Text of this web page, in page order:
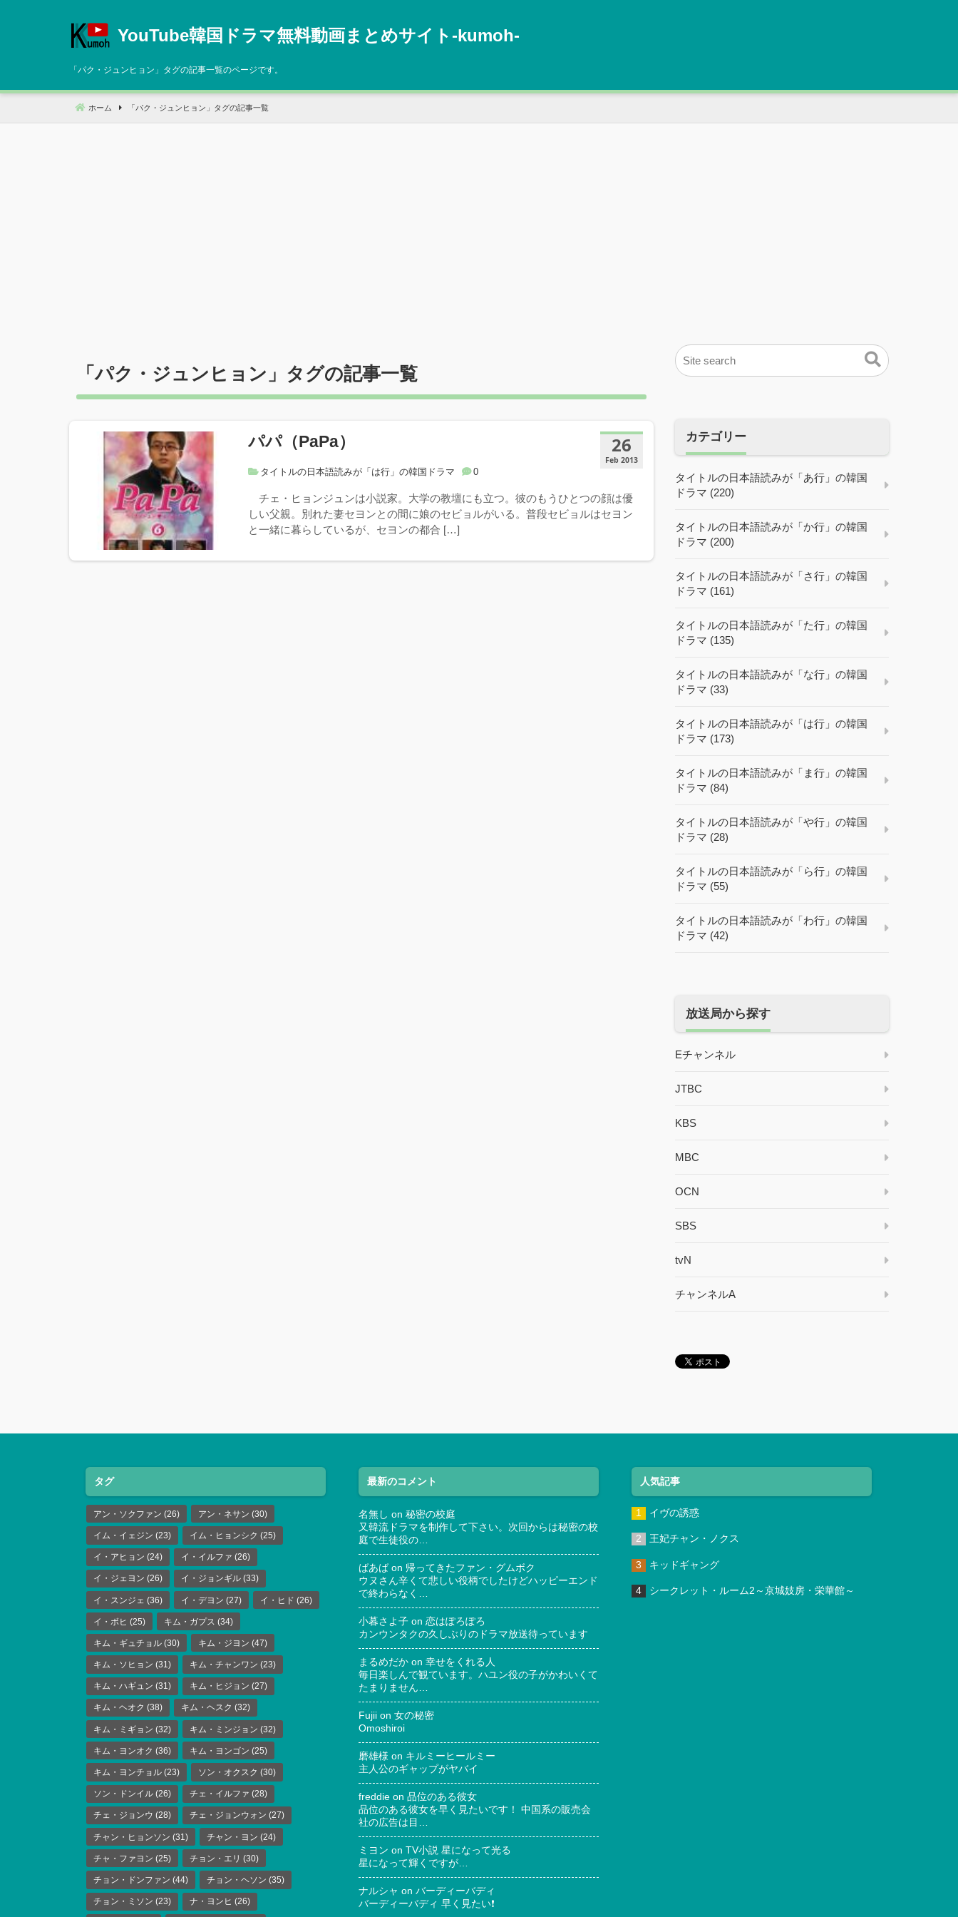
へ
動
YouTube韓国ドラマ無料動画まとめサイト‐kumoh‐
「 パク・ジュンヒョン 」タグの記事一覧のページです。
ホーム 「 パク・ジュンヒョン 」タグの記事一覧
「 パク・ジュンヒョン 」タグの記事一覧
26
Feb 2013
パパ（PaPa）
タイトルの日本語読みが「は行」の韓国ドラマ 0
チェ・ヒョンジュンは小説家。大学の教壇にも立つ。彼のもうひとつの顔は優
しい父親。別れた妻セヨンとの間に娘のセビョルがいる。普段セビョルはセヨン
と一緒に暮らしているが、セヨンの都合 […]
カテゴリー
タイトルの日本語読みが「あ行」の韓国
ドラマ (220)
タイトルの日本語読みが「か行」の韓国
ドラマ (200)
タイトルの日本語読みが「さ行」の韓国
ドラマ (161)
タイトルの日本語読みが「た行」の韓国
ドラマ (135)
タイトルの日本語読みが「な行」の韓国
ドラマ (33)
タイトルの日本語読みが「は行」の韓国
ドラマ (173)
タイトルの日本語読みが「ま行」の韓国
ドラマ (84)
タイトルの日本語読みが「や行」の韓国
ドラマ (28)
タイトルの日本語読みが「ら行」の韓国
ドラマ (55)
タイトルの日本語読みが「わ行」の韓国
ドラマ (42)
放送局から探す
Eチャンネル
JTBC
KBS
MBC
OCN
SBS
tvN
チャンネルA
タグ
アン・ソクファン (26) アン・ネサン (30)
イム・イェジン (23) イム・ヒョンシク (25)
イ・アヒョン (24) イ・イルファ (26)
イ・ジェヨン (26) イ・ジョンギル (33)
イ・スンジェ (36) イ・デヨン (27) イ・ヒド (26)
イ・ボヒ (25) キム・ガプス (34)
キム・ギュチョル (30) キム・ジヨン (47)
キム・ソヒョン (31) キム・チャンワン (23)
キム・ハギュン (31) キム・ヒジョン (27)
キム・ヘオク (38) キム・ヘスク (32)
キム・ミギョン (32) キム・ミンジョン (32)
キム・ヨンオク (36) キム・ヨンゴン (25)
キム・ヨンチョル (23) ソン・オクスク (30)
ソン・ドンイル (26) チェ・イルファ (28)
チェ・ジョンウ (28) チェ・ジョンウォン (27)
チャン・ヒョンソン (31) チャン・ヨン (24)
チャ・ファヨン (25) チョン・エリ (30)
チョン・ドンファン (44) チョン・ヘソン (35)
チョン・ミソン (23) ナ・ヨンヒ (26)
最新のコメント
名無し on 秘密の校庭
又韓流ドラマを制作して下さい。次回からは秘密の校
庭で生徒役の…
ばあば on 帰ってきたファン・グムボク
ウヌさん辛くて悲しい役柄でしたけどハッピーエンド
で終わらなく…
小暮さよ子 on 恋はぽろぽろ
カンウンタクの久しぶりのドラマ放送待っています
まるめだか on 幸せをくれる人
毎日楽しんで観ています。ハユン役の子がかわいくて
たまりません…
Fujii on 女の秘密
Omoshiroi
磨雄様 on キルミーヒールミー
主人公のギャップがヤバイ
freddie on 品位のある彼女
品位のある彼女を早く見たいです！ 中国系の販売会
社の広告は目…
ミヨン on TV小説 星になって光る
星になって輝くですが…
ナルシャ on バーディーバディ
バーディーバディ 早く見たい❗
人気記事
イヴの誘惑
王妃チャン・ノクス
キッドギャング
シークレット・ルーム2～京城妓房・栄華館～